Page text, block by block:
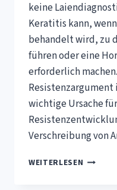
keine
Keratitis kann,
behandelt wird, zu
führen oder eine
erforderlich
Resistenzargument
wichtige Ursache
Verschreibung von
WEITERLESEN ROTES